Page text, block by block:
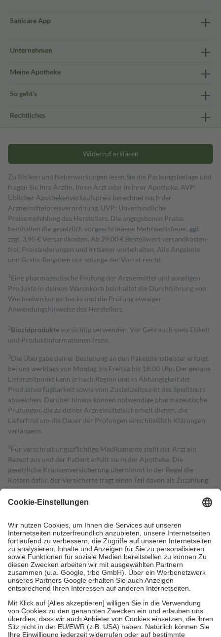
Sanicare App
Unternehmen
Meine Apotheke
So geht's
Rechtliches
Widerruf erklären
Zu Risiken und Nebenwirkungen lesen Sie die Packungsbeilage und
fragen Sie Ihre Ärztin, Ihren Arzt oder in Ihrer Apotheke. AVP:
Üblicher Apothekenverkaufspreis berechnet nach der
Arzneimittelpreisverordnung. UVP: Unverbindliche
Preisempfehlung des Herstellers. Die angegebenen Preise
beinhalten die gesetzlich vorgeschriebene Mehrwertsteuer, ggf.
zzgl. 3,95 € Versandkosten. Ab 29,00 € Bestell­wert versand­kosten­
frei. Preisänderungen und Irrtümer vorbehalten. Alle Angebote
und Gratis-Beigaben nur solange der Vorrat reicht.
1 Eine pharmazeutische Prüfung der Arzneimittel und sonstigen
Produkte in deinem Warenkorb beinhaltet die Durchführung von
Wechselwirkungschecks und die Prüfung etwaiger
Anwendungshinweise des Herstellers.
2Biozidproduktevorsichtig verwenden. Vor Gebrauch stets Etikett
und Produktinformationen lesen.
3Die Übergabe deiner Bestellung an den Paketdienstleister erfolgt
bei uns werktags von Montag bis Freitag bis 18:00 Uhr. Der genaue
Lieferzeitpunkt kann je nach Region und in Abhängigkeit der
Produktverfügbarkeit sowie vom Zustellzeitpunkt des Spediteurs
abweichen. Darüber hinaus können notwendige pharmazeutische
Prüfungen, die zu deiner Arzneimittelsicherheit dienen, die
Lieferfrist um die Dauer der Prüfungen einschließlich Klärungen
verlängern.
4Für verschreibungspflichtige Medikamente stellt der Arzt ein
Rezept aus und der Patient erhält sie in der Apotheke. Die
gesetzliche Krankenversicherung übernimmt in der Regel die
Kosten dafür, der Versicherte trägt einen Teil davon als Zuzahlung
mit.
Grundsätzlich leisten Mitglieder Zuzahlungen in Höhe von zehn
höchstens zehn Euro.
Es sind jedoch nie mehr als die tatsächlichen
Kosten der Leistung zu entrichten.
Diese Regeln gelten grundsätzlich auch für Online-Apotheken.
Bei Heilmitteln und häuslicher Krankenpflege beträgt die
Zuzahlung zehn Prozent der Kosten sowie zehn Euro je
Verordnung.
Um das Engagement der Versicherten für ihre eigene Gesundheit zu
stärken und die besondere Stellung der Familie zu unterstützen,
fallenkeine Zuzahlungenan bei:
• Kindern und Jugendlichen bis zum vollendeten 18. Lebensjahr
mit Ausnahme der Fahrkosten
• Untersuchungen zur Vorsorge und Früherkennung, die von der